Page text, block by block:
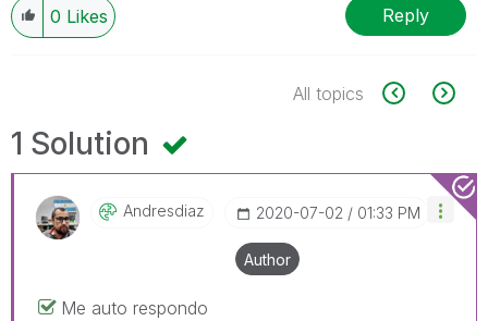
0 Likes Reply
All topics
1 Solution
Andresdiaz ‎2020-07-02 01:33 PM
Author
Me auto respondo